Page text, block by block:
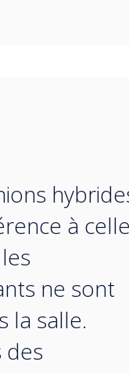
à
ne sont
la salle.
des